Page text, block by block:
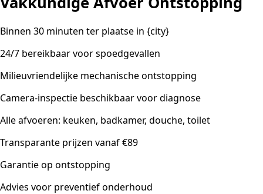
Binnen 30 minuten ter plaatse in {city}
24/7 bereikbaar voor spoedgevallen
Milieuvriendelijke mechanische ontstopping
Camera-inspectie beschikbaar voor diagnose
Alle afvoeren: keuken, badkamer, douche, toilet
Transparante prijzen vanaf €89
Garantie op ontstopping
Advies voor preventief onderhoud